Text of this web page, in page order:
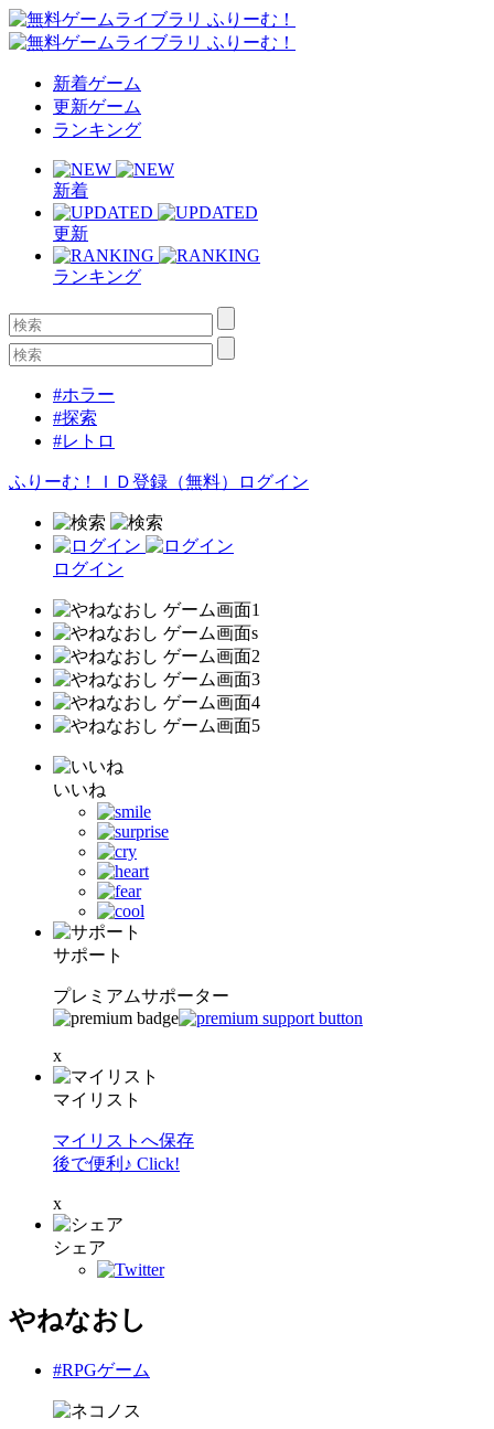
新着ゲーム
更新ゲーム
ランキング
新着
更新
ランキング
#ホラー
#探索
#レトロ
ふりーむ！ＩＤ登録（無料） ログイン
ログイン
いいね
サポート
プレミアムサポーター
x
マイリスト
マイリストへ保存
後で便利♪ Click!
x
シェア
やねなおし
#RPGゲーム